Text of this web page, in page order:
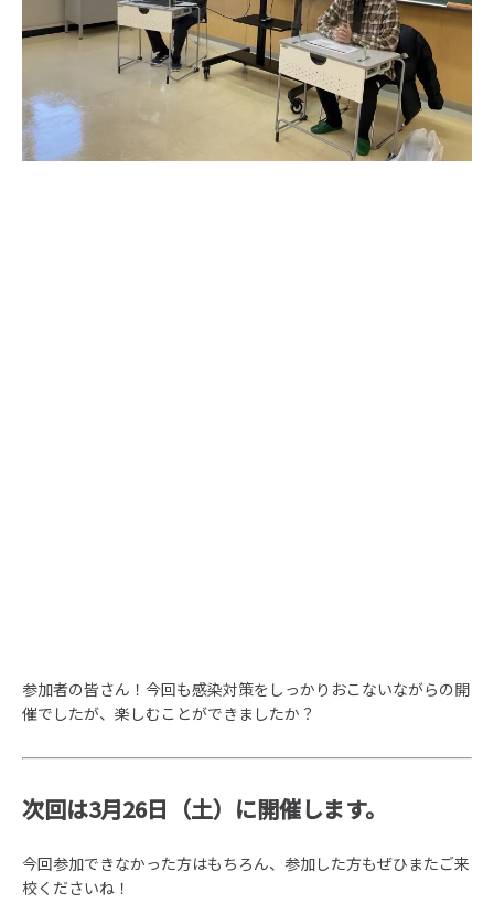
参加者の皆さん！今回も感染対策をしっかりおこないながらの開
催でしたが、楽しむことができましたか？
次回は3月26日（土）に開催します。
今回参加できなかった方はもちろん、参加した方もぜひまたご来
校くださいね！